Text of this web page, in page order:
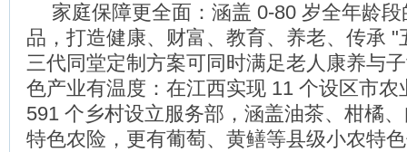
家庭保障更全面：涵盖 0-80 岁全年龄
品，打造健康、财富、教育、养老、传承 "
三代同堂定制方案可同时满足老人康养与
色产业有温度：在江西实现 11 个设区市农
591 个乡村设立服务部，涵盖油茶、柑橘
特色农险，更有葡萄、黄鳝等县级小农特